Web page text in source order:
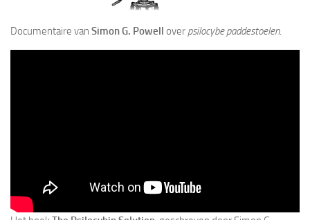
Documentaire van Simon G. Powell over psilocybe paddestoelen.